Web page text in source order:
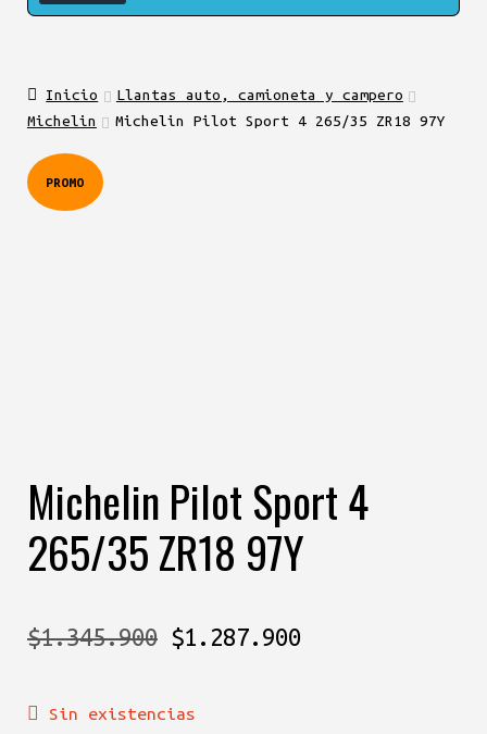
Inicio
Llantas auto, camioneta y campero
Michelin
Michelin Pilot Sport 4 265/35 ZR18 97Y
PROMO
Michelin Pilot Sport 4
265/35 ZR18 97Y
$1.345.900 El
original
$1.287.900El
Sin existencias